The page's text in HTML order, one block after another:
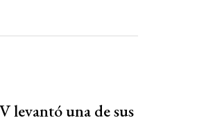
levantó una de sus